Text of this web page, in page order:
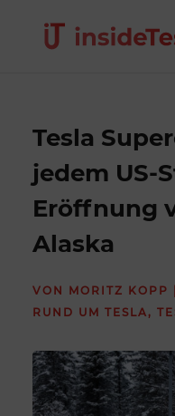
Tesla
jedem US-
Eröffnung
Alaska
VON MORITZ KOPP
RUND UM TESLA,